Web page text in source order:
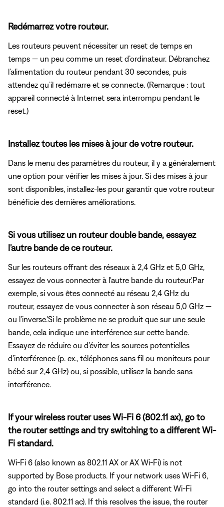
Redémarrez votre routeur.
Les routeurs peuvent nécessiter un reset de temps en
temps — un peu comme un reset d’ordinateur. Débranchez
l’alimentation du routeur pendant 30 secondes, puis
attendez qu’il redémarre et se connecte. (Remarque : tout
appareil connecté à Internet sera interrompu pendant le
reset.)
Installez toutes les mises à jour de votre routeur.
Dans le menu des paramètres du routeur, il y a généralement
une option pour vérifier les mises à jour. Si des mises à jour
sont disponibles, installez-les pour garantir que votre routeur
bénéficie des dernières améliorations.
Si vous utilisez un routeur double bande, essayez
l'autre bande de ce routeur.
Sur les routeurs offrant des réseaux à 2,4 GHz et 5,0 GHz,
essayez de vous connecter à l'autre bande du routeur.'Par
exemple, si vous êtes connecté au réseau 2,4 GHz du
routeur, essayez de vous connecter à son réseau 5,0 GHz —
ou l’inverse.'Si le problème ne se produit que sur une seule
bande, cela indique une interférence sur cette bande.
Essayez de réduire ou d’éviter les sources potentielles
d’interférence (p. ex., téléphones sans fil ou moniteurs pour
bébé sur 2,4 GHz) ou, si possible, utilisez la bande sans
interférence.
If your wireless router uses Wi-Fi 6 (802.11 ax), go to
the router settings and try switching to a different Wi-
Fi standard.
Wi-Fi 6 (also known as 802.11 AX or AX Wi-Fi) is not
supported by Bose products. If your network uses Wi-Fi 6,
go into the router settings and select a different Wi-Fi
standard (i.e. 802.11 ac). If this resolves the issue, the router